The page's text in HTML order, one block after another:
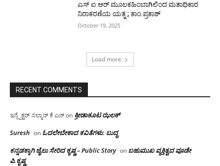
ಎಸ್ ಐ ಆರ್ ಮೂಲಕಹಿಂಬಾಗಿಲಿಂದ ಮತಾಧಿಕಾರ
ನಿರಾಕರಣೆಯ ಯತ್ನ ; ಕಾಂ.ಪ್ರಕಾಶ್
October 19, 2025
Load more
RECENT COMMENTS
ಇನ್ಸ್ಪೆಕ್ಟರ್ ಸಲ್ಮಾನ್ ಕೆ ಎನ್on ಕ್ರೀಡಾಕೂಟ ಝಲಕ್
Suresh on ಓದಲೇಬೇಕಾದ‌ ಕವಿತೆಗಳು: ಬುದ್ಧ
ಕನ್ನಡಕ್ಕಾಗಿ ಜೈಲು ಸೇರಿದ ಕೃಷ್ಣ – Public Story on ಬಹುಮುಖ ವ್ಯಕ್ತಿತ್ವದ ವೂಡೇ
ಪಿ.ಕೃಷ್ಣ